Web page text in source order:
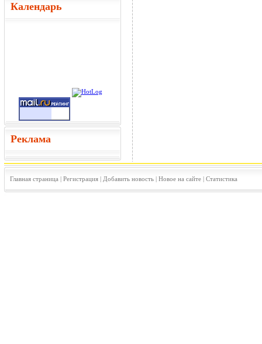
Календарь
Реклама
Главная страница | Регистрация| Добавить новость| Новое на сайте| Статистика